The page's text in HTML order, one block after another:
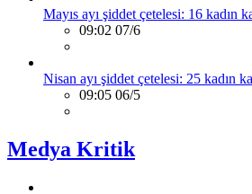
Mayıs ayı şiddet çetelesi: 16 kadın
09:02 07/6
Nisan ayı şiddet çetelesi: 25 kadın
09:05 06/5
Medya Kritik